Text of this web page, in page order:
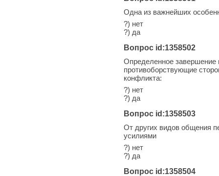
Одна из важнейших
?) нет
?) да
Вопрос id:1358502
Определенное завершение
противоборствующие
конфликта:
?) нет
?) да
Вопрос id:1358503
От других видов общения
усилиями
?) нет
?) да
Вопрос id:1358504